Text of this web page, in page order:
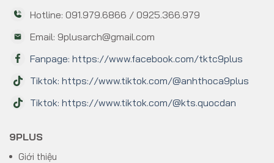
Hotline: 091.979.6866 / 0925.366.979
Email: 9plusarch@gmail.com
Fanpage: https://www.facebook.com/tktc9plus
Tiktok: https://www.tiktok.com/@anhthoca9plus
Tiktok: https://www.tiktok.com/@kts.quocdan
9PLUS
Giới thiệu